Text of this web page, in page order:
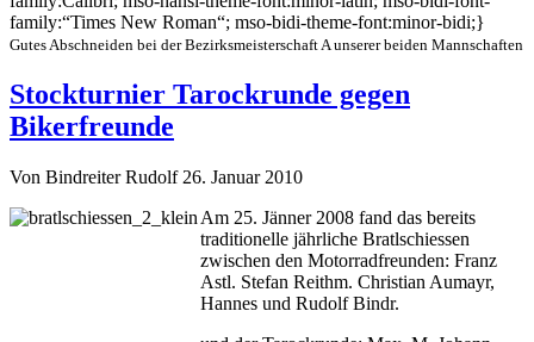
family:“Times New Roman“; mso-bidi-theme-font:minor-bidi;}
Gutes Abschneiden bei der Bezirksmeisterschaft A unserer beiden Mannschaften
Stockturnier Tarockrunde gegen
Bikerfreunde
Von Bindreiter Rudolf 26. Januar 2010
Am 25. Jänner 2008 fand das bereits
traditionelle jährliche Bratlschiessen
zwischen den Motorradfreunden: Franz
Astl. Stefan Reithm. Christian Aumayr,
Hannes und Rudolf Bindr.